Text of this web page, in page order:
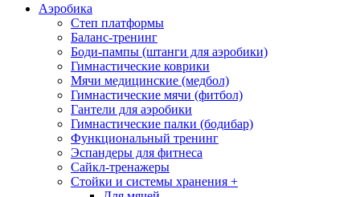
Аэробика
Степ платформы
Баланс-тренинг
Боди-пампы (штанги для аэробики)
Гимнастические коврики
Мячи медицинские (медбол)
Гимнастические мячи (фитбол)
Гантели для аэробики
Гимнастические палки (бодибар)
Функциональный тренинг
Эспандеры для фитнеса
Сайкл-тренажеры
Стойки и системы хранения +